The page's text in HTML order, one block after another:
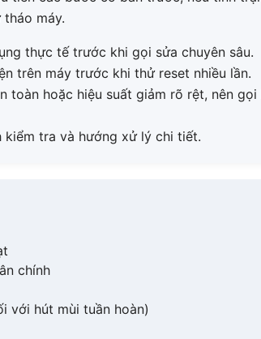
máy.
thực tế trước khi gọi sửa chuyên sâu.
trên máy trước khi thử reset nhiều lần.
toàn hoặc hiệu suất giảm rõ rệt, nên
kiểm tra và hướng xử lý chi tiết.
chính
với hút mùi tuần hoàn)